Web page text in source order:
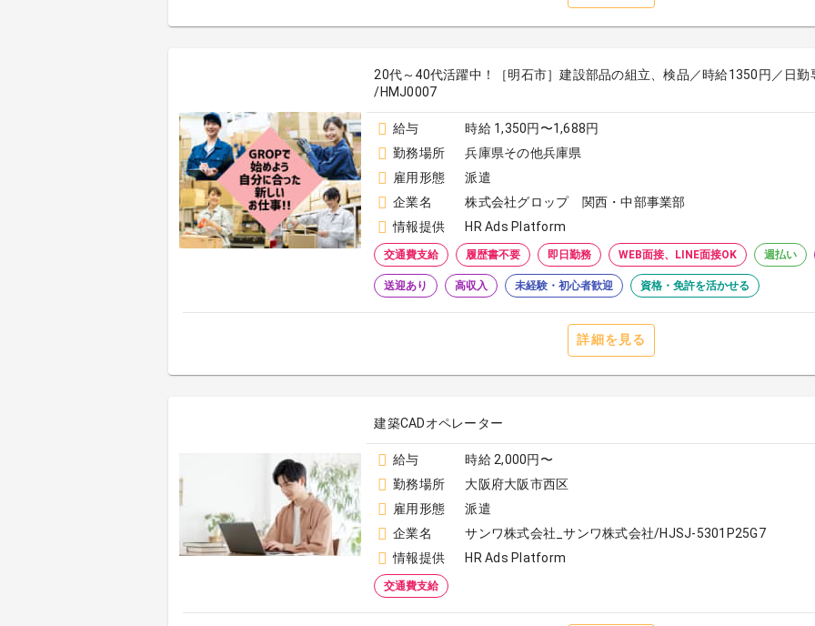
20代～40代活躍中！［明石市］建設部品の組立、検品／時給1350円／日
/HMJ0007
給与
時給 1,350円〜1,688円
勤務場所
兵庫県その他兵庫県
雇用形態
派遣
企業名
株式会社グロップ 関西・中部事業部
情報提供
HR Ads Platform
交通費支給 履歴書不要 即日勤務 WEB面接、LINE面接OK 週払い
送迎あり 高収入 未経験・初心者歓迎 資格・免許を活かせる
詳細を見る
建築CADオペレーター
給与
時給 2,000円〜
勤務場所
大阪府大阪市西区
雇用形態
派遣
企業名
サンワ株式会社_サンワ株式会社/HJSJ-5301P25G7
情報提供
HR Ads Platform
交通費支給